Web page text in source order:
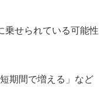
乗せられている可能性
期間で増える」など